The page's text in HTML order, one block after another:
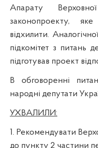
Апарату
законопроекту,
відхилити.
підкомітет з питань
підготував проект
В обговоренні
народні депутати
УХВАЛИЛИ:
1. Рекомендувати
до пункту 2 частини